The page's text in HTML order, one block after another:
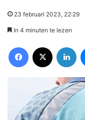
23 februari 2023, 22:29
In 4 minuten te lezen